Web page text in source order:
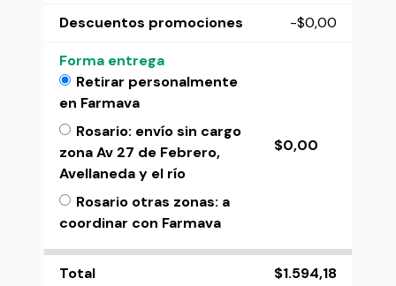
Descuentos promociones -$0,00
Forma entrega
Retirar personalmente
en Farmava
Rosario: envío sin cargo
zona Av 27 de Febrero,
Avellaneda y el río
Rosario otras zonas: a
coordinar con Farmava
$0,00
Total $1.594,18